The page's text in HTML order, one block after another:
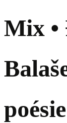
Mix •